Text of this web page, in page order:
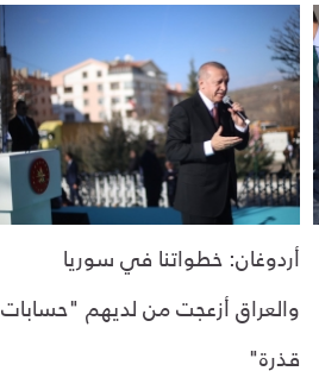
أردوغان: خطواتنا في سوريا
والعراق أزعجت من لديهم "حسابات
قذرة"